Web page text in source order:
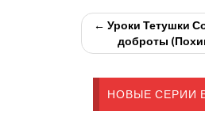
← Уроки Тетушки
доброты
НОВЫЕ СЕРИИ